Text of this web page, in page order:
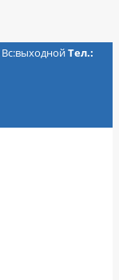
Вс:выходнойТел.: